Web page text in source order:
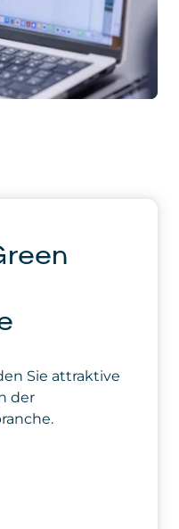
Sie attraktive
der